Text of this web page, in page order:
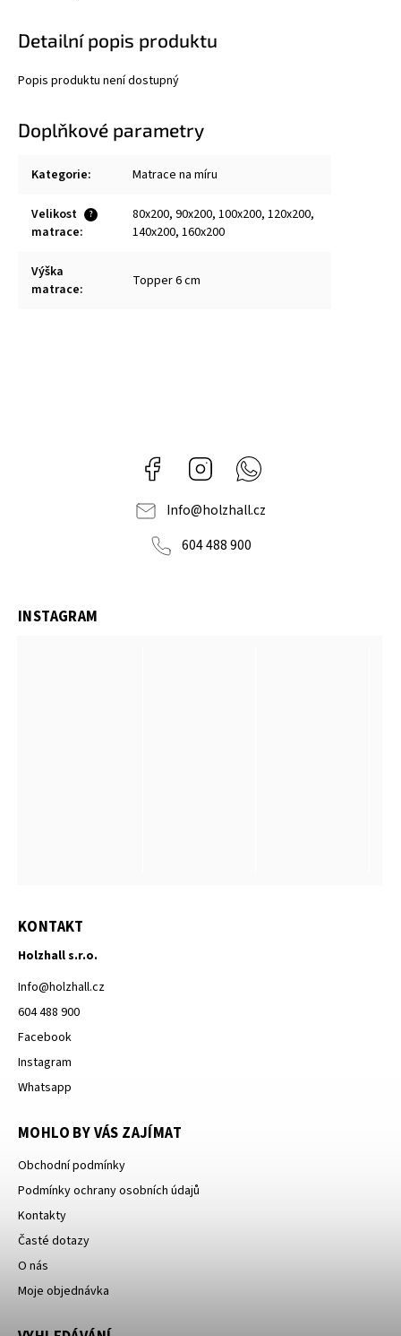
Detailní popis produktu
Popis produktu není dostupný
Doplňkové parametry
Kategorie: Matrace na míru
?
Velikost
matrace:
80x200, 90x200, 100x200, 120x200,
140x200, 160x200
Výška
matrace: Topper 6 cm
Facebook Instagram
Info@holzhall.cz
604 488 900
KONTAKT
Holzhall s.r.o.
Info@holzhall.cz
604 488 900
Facebook
Instagram
Whatsapp
MOHLO BY VÁS ZAJÍMAT
Obchodní podmínky
Podmínky ochrany osobních údajů
Kontakty
Časté dotazy
O nás
Moje objednávka
INSTAGRAM